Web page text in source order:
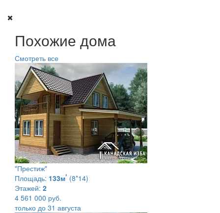
Похожие дома
Смотреть все
"Престиж"
Площадь: 133м² (8*14)
Этажей: 2
4 561 000 руб.
только до 31 августа